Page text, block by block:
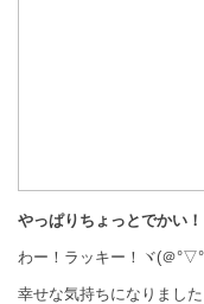
やっぱりちょっとでかい！
わー！ラッキー！ヾ(＠
幸せな気持ちになりまし